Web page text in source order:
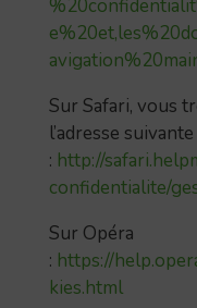
Sur Safari, vous
l’adresse suivante
: http://
confidentialite/
Sur Opéra
: https://
kies.html